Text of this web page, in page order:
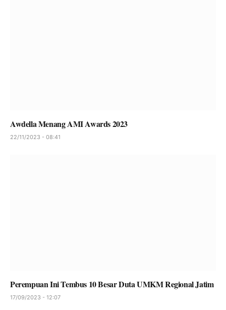
Awdella Menang AMI Awards 2023
22/11/2023 - 08:41
Perempuan Ini Tembus 10 Besar Duta UMKM Regional Jatim
17/09/2023 - 12:07